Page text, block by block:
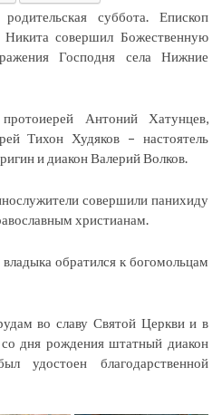
суббота. Епископ
совершил Божественную
Господня села Нижние
Антоний Хатунцев,
Тихон Худяков – настоятель
и диакон Валерий Волков.
совершили панихиду
христианам.
обратился к богомольцам
во славу Святой Церкви и в
дня рождения штатный диакон
удостоен благодарственной